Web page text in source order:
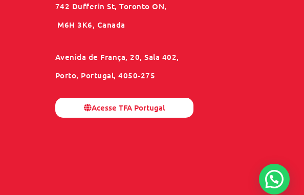
742 Dufferin St, Toronto ON,
M6H 3K6, Canada
Avenida de França, 20, Sala 402,
Porto, Portugal, 4050-275
Acesse TFA Portugal